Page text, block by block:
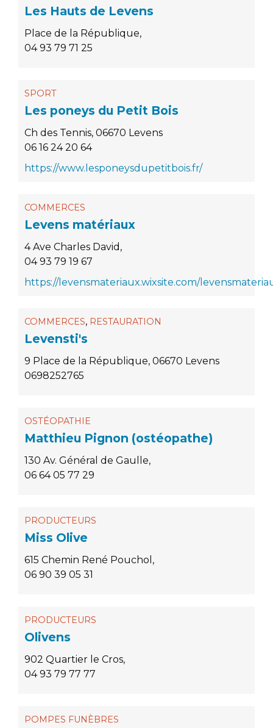
Les Hauts de Levens
Place de la République,
04 93 79 71 25
SPORT
Les poneys du Petit Bois
Ch des Tennis, 06670 Levens
06 16 24 20 64
https://www.lesponeysdupetitbois.fr/
COMMERCES
Levens matériaux
4 Ave Charles David,
04 93 79 19 67
https://levensmateriaux.wixsite.com/
COMMERCES, RESTAURATION
Levensti's
9 Place de la République, 06670 Levens
0698252765
OSTÉOPATHIE
Matthieu Pignon (ostéopathe)
130 Av. Général de Gaulle,
06 64 05 77 29
PRODUCTEURS
Miss Olive
615 Chemin René Pouchol,
06 90 39 05 31
PRODUCTEURS
Olivens
902 Quartier le Cros,
04 93 79 77 77
POMPES FUNÈBRES